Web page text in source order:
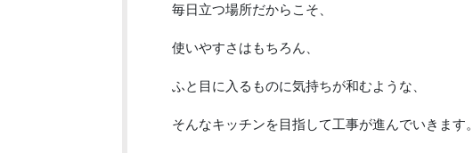
毎日立つ場所だからこそ、
使いやすさはもちろん、
ふと目に入るものに気持ちが和むような、
そんなキッチンを目指して工事が進んでいきます。